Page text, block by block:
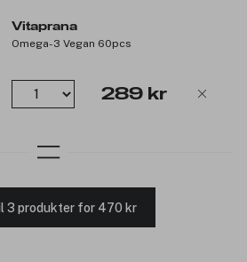
Vitaprana
Omega-3 Vegan 60pcs
289 kr
3 produkter for 470 kr